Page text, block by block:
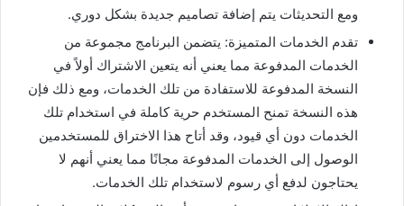
ومع التحديثات يتم إضافة تصاميم جديدة بشكل دوري.
تقدم الخدمات المتميزة: يتضمن البرنامج مجموعة من
الخدمات المدفوعة مما يعني أنه يتعين الاشتراك أولاً في
النسخة المدفوعة للاستفادة من تلك الخدمات، ومع ذلك فإن
هذه النسخة تمنح المستخدم حرية كاملة في استخدام تلك
الخدمات دون أي قيود، وقد أتاح هذا الاختراق للمستخدمين
الوصول إلى الخدمات المدفوعة مجانًا مما يعني أنهم لا
يحتاجون لدفع أي رسوم لاستخدام تلك الخدمات.